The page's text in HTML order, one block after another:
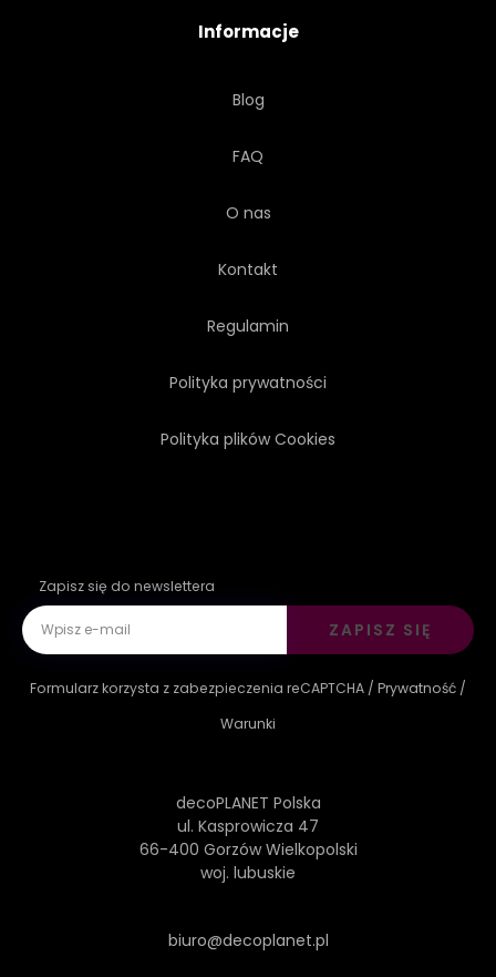
Informacje
Blog
FAQ
O nas
Kontakt
Regulamin
Polityka prywatności
Polityka plików Cookies
Zapisz się do newslettera
ZAPISZ SIĘ
Formularz korzysta z zabezpieczenia reCAPTCHA / Prywatność /
Warunki
decoPLANET Polska
ul. Kasprowicza 47
66-400 Gorzów Wielkopolski
woj. lubuskie
biuro@decoplanet.pl